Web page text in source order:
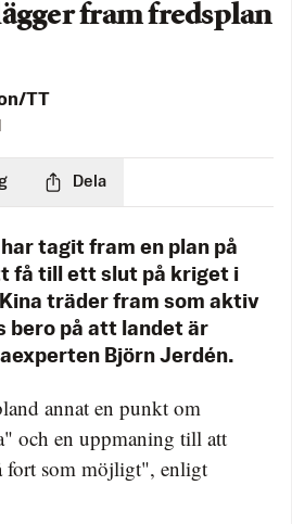
fram fredsplan
TT
Dela
tagit fram en plan på
få till ett slut på kriget i
träder fram som aktiv
bero på att landet är
Björn Jerdén.
annat en punkt om
och en uppmaning till att
fort som möjligt", enligt